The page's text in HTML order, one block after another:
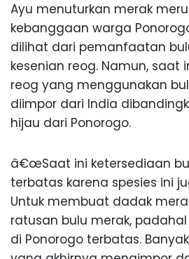
Ayu menuturkan merak
kebanggaan warga
dilihat dari pemanfaatan
kesenian reog. Namun, saat
reog yang menggunakan
diimpor dari India
hijau dari Ponorogo.
â€œSaat ini ketersediaan
terbatas karena spesies ini
Untuk membuat dadak
ratusan bulu merak,
di Ponorogo terbatas.